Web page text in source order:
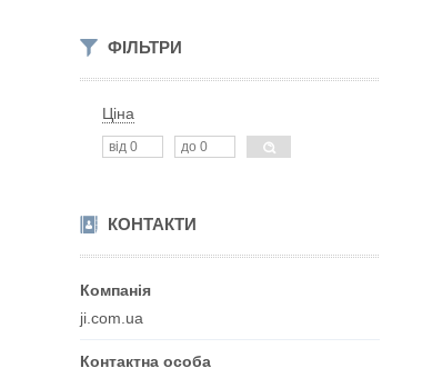
ФІЛЬТРИ
Ціна
КОНТАКТИ
ji.com.ua